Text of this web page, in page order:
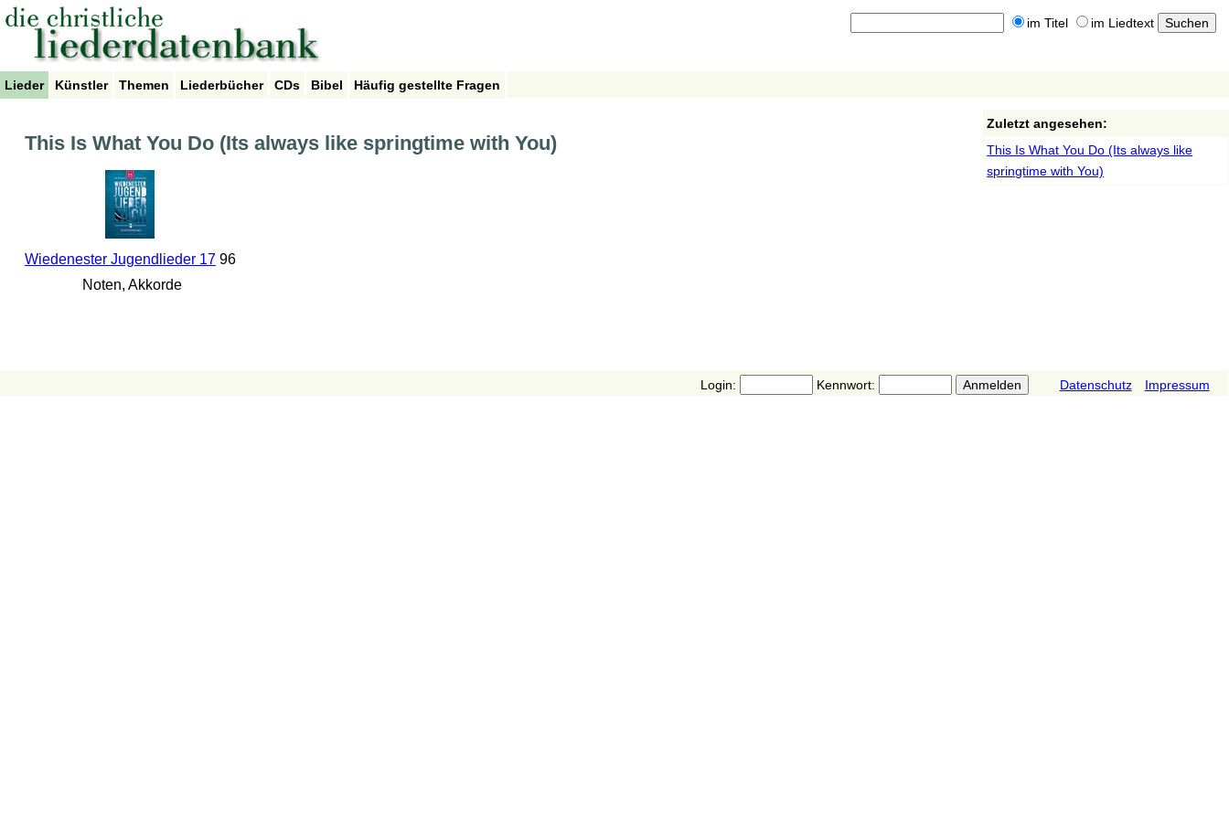
im Titel im Liedtext
Lieder Künstler Themen Liederbücher CDs Bibel Häufig gestellte Fragen
This Is What You Do (Its always like springtime with You)
Wiedenester Jugendlieder 1796
Noten, Akkorde
Zuletzt angesehen:
This Is What You Do (Its always like
springtime with You)
Login: Kennwort: Datenschutz Impressum